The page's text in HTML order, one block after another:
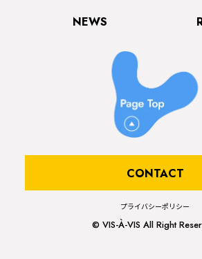
NEWS
CONTACT
プライバシーポリシー
© VIS-À-VIS All Right